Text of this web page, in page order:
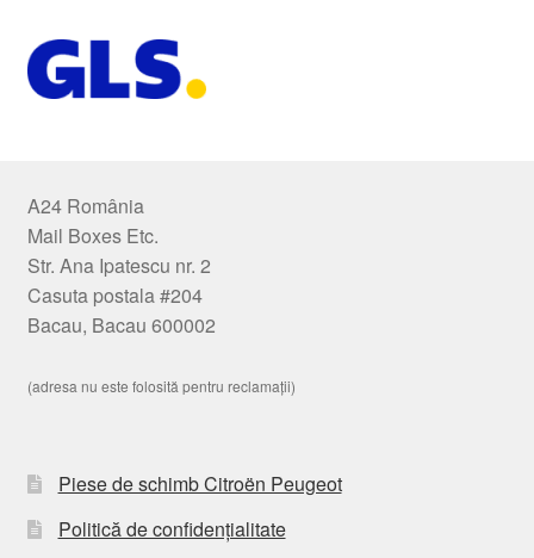
A24 România
Mail Boxes Etc.
Str. Ana Ipatescu nr. 2
Casuta postala #204
Bacau, Bacau 600002
(adresa nu este folosită pentru reclamații)
Piese de schimb Citroën Peugeot
Politică de confidențialitate